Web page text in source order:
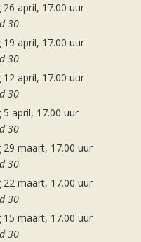
april, 17.00 uur
30
april, 17.00 uur
30
april, 17.00 uur
30
april, 17.00 uur
30
29 maart, 17.00 uur
30
22 maart, 17.00 uur
30
15 maart, 17.00 uur
30